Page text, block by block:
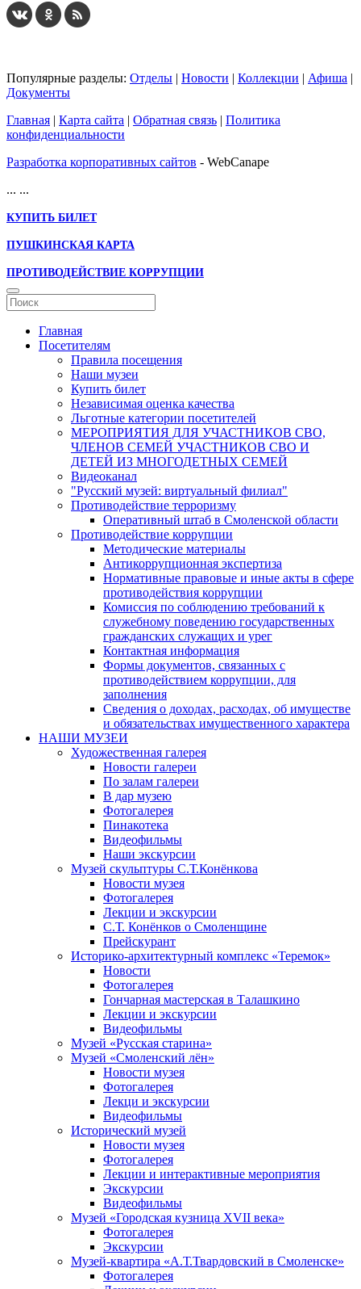
Популярные разделы: Отделы | Новости | Коллекции | Афиша |
Документы
Главная | Карта сайта | Обратная связь | Политика
конфиденциальности
Разработка корпоративных сайтов - WebCanape
... ...
КУПИТЬ БИЛЕТ
ПУШКИНСКАЯ КАРТА
ПРОТИВОДЕЙСТВИЕ КОРРУПЦИИ
Главная
Посетителям
Правила посещения
Наши музеи
Купить билет
Независимая оценка качества
Льготные категории посетителей
МЕРОПРИЯТИЯ ДЛЯ УЧАСТНИКОВ СВО,
ЧЛЕНОВ СЕМЕЙ УЧАСТНИКОВ СВО И
ДЕТЕЙ ИЗ МНОГОДЕТНЫХ СЕМЕЙ
Видеоканал
"Русский музей: виртуальный филиал"
Противодействие терроризму
Оперативный штаб в Смоленской области
Противодействие коррупции
Методические материалы
Антикоррупционная экспертиза
Нормативные правовые и иные акты в сфере
противодействия коррупции
Комиссия по соблюдению требований к
служебному поведению государственных
гражданских служащих и урег
Контактная информация
Формы документов, связанных с
противодействием коррупции, для
заполнения
Сведения о доходах, расходах, об имуществе
и обязательствах имущественного характера
НАШИ МУЗЕИ
Художественная галерея
Новости галереи
По залам галереи
В дар музею
Фотогалерея
Пинакотека
Видеофильмы
Наши экскурсии
Музей скульптуры С.Т.Конёнкова
Новости музея
Фотогалерея
Лекции и экскурсии
С.Т. Конёнков о Смоленщине
Прейскурант
Историко-архитектурный комплекс «Теремок»
Новости
Фотогалерея
Гончарная мастерская в Талашкино
Лекции и экскурсии
Видеофильмы
Музей «Русская старина»
Музей «Смоленский лён»
Новости музея
Фотогалерея
Лекци и экскурсии
Видеофильмы
Исторический музей
Новости музея
Фотогалерея
Лекции и интерактивные мероприятия
Экскурсии
Видеофильмы
Музей «Городская кузница XVII века»
Фотогалерея
Экскурсии
Музей-квартира «А.Т.Твардовский в Смоленске»
Фотогалерея